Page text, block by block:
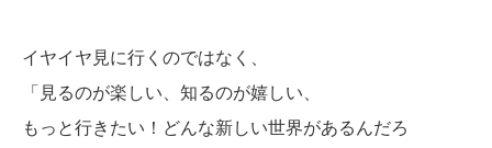
イヤイヤ見に行くのではなく、
「見るのが楽しい、知るのが嬉しい、
もっと行きたい！どんな新しい世界があるんだろ